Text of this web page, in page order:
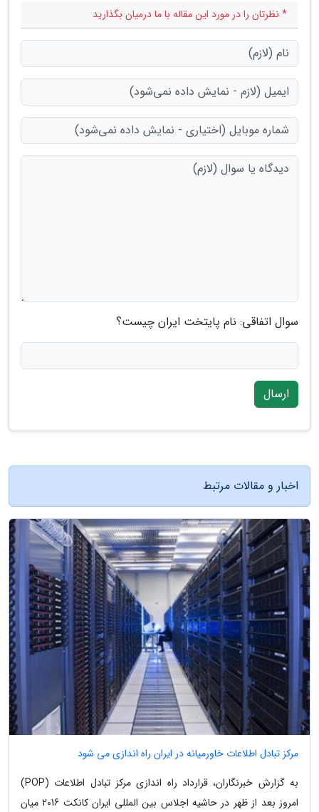
* نظرتان را در مورد این مقاله با ما درمیان بگذارید
سوال اتفاقی: نام پایتخت ایران چیست؟
ارسال
اخبار و مقالات مرتبط
مرکز تبادل اطلاعات خاورمیانه در ایران راه اندازی می شود
به گزارش خبرنگاران، قرارداد راه اندازی مرکز تبادل اطلاعات (POP)
امروز بعد از ظهر در حاشیه اجلاس بین المللی ایران کانکت 2016 میان